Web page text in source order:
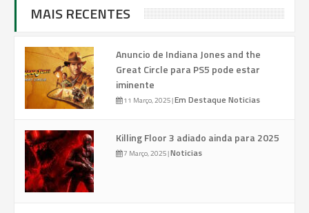
MAIS RECENTES
Anuncio de Indiana Jones and the
Great Circle para PS5 pode estar
iminente
11 Março, 2025|Em Destaque Noticias
Killing Floor 3 adiado ainda para 2025
7 Março, 2025|Noticias